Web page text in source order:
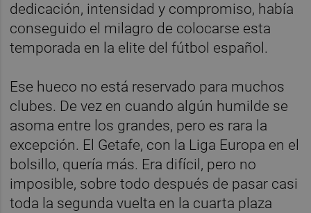
dedicación, intensidad y compromiso, había
conseguido el milagro de colocarse esta
temporada en la elite del fútbol español.
Ese hueco no está reservado para muchos
clubes. De vez en cuando algún humilde se
asoma entre los grandes, pero es rara la
excepción. El Getafe, con la Liga Europa en el
bolsillo, quería más. Era difícil, pero no
imposible, sobre todo después de pasar casi
toda la segunda vuelta en la cuarta plaza